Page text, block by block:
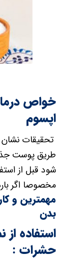
خواص
اپسوم
تحقیقات نشان
طریق پوست
شود قبل از
مخصوصا اگر
مهمترین و
بدن
استفاده
حشرات :